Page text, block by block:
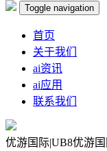
Toggle navigation
首页
关于我们
ai资讯
ai应用
联系我们
优游国际|UB8优游